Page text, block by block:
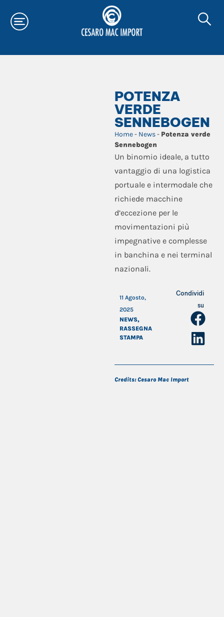
POTENZA
VERDE
SENNEBOGEN
Home- News- Potenza verde
Sennebogen
Un binomio ideale, a tutto
vantaggio di una logistica
portuale e intermodale che
richiede macchine
d’eccezione per le
movimentazioni più
impegnative e complesse
in banchina e nei terminal
nazionali.
11 Agosto,
2025
NEWS,
RASSEGNA
STAMPA
Condividi
su
Credits: Cesaro Mac Import